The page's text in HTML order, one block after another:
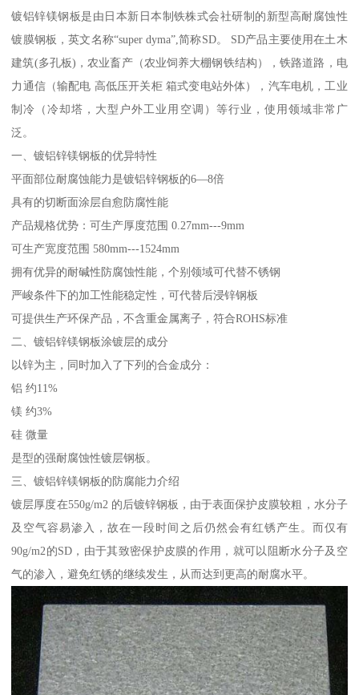
镀铝锌镁钢板是由日本新日本制铁株式会社研制的新型高耐腐蚀性
镀膜钢板，英文名称“super dyma”,简称SD。 SD产品主要使用在土木
建筑(多孔板)，农业畜产（农业饲养大棚钢铁结构），铁路道路，电
力通信（输配电 高低压开关柜 箱式变电站外体），汽车电机，工业
制冷（冷却塔，大型户外工业用空调）等行业，使用领域非常广
泛。
一、镀铝锌镁钢板的优异特性
平面部位耐腐蚀能力是镀铝锌钢板的6—8倍
具有的切断面涂层自愈防腐性能
产品规格优势：可生产厚度范围 0.27mm---9mm
可生产宽度范围 580mm---1524mm
拥有优异的耐碱性防腐蚀性能，个别领域可代替不锈钢
严峻条件下的加工性能稳定性，可代替后浸锌钢板
可提供生产环保产品，不含重金属离子，符合ROHS标准
二、镀铝锌镁钢板涂镀层的成分
以锌为主，同时加入了下列的合金成分：
铝 约11%
镁 约3%
硅 微量
是型的强耐腐蚀性镀层钢板。
三、镀铝锌镁钢板的防腐能力介绍
镀层厚度在550g/m2 的后镀锌钢板，由于表面保护皮膜较粗，水分子
及空气容易渗入，故在一段时间之后仍然会有红锈产生。而仅有
90g/m2的SD，由于其致密保护皮膜的作用，就可以阻断水分子及空
气的渗入，避免红锈的继续发生，从而达到更高的耐腐水平。